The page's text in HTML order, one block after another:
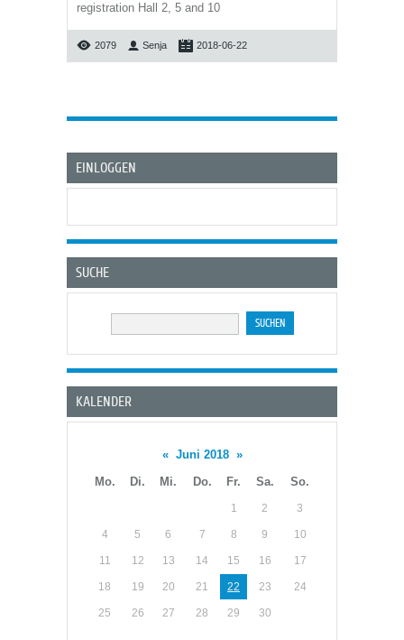
registration Hall 2, 5 and 10
2079 Senja 2018-06-22
EINLOGGEN
SUCHE
KALENDER
« Juni 2018 »
Mo.
Di. Mi. Do. Fr. Sa. So.
1 2 3
4 5 6 7 8 9 10
11 12 13 14 15 16 17
18 19 20 21 22 23 24
25 26 27 28 29 30